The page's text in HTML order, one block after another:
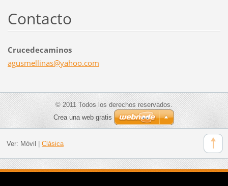
Contacto
Crucedecaminos
agusmellinas@yahoo.com
© 2011 Todos los derechos reservados.
Crea una web gratis
Ver: Móvil Clásica